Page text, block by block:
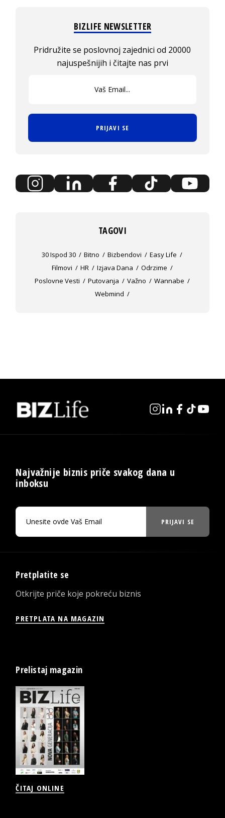
BIZLIFE NEWSLETTER
Pridružite se poslovnoj zajednici od 20000
najuspešnijih i čitajte nas prvi
PRIJAVI SE
TAGOVI
30 Ispod 30 Bitno Bizbendovi
Easy Life
Filmovi
HR Izjava Dana
Odrzime
Poslovne Vesti
Putovanja Važno
Wannabe
Webmind
Najvažnije biznis priče svakog dana u
inboksu
PRIJAVI SE
Pretplatite se
Otkrijte priče koje pokreću biznis
PRETPLATA NA MAGAZIN
Prelistaj magazin
ČITAJ ONLINE